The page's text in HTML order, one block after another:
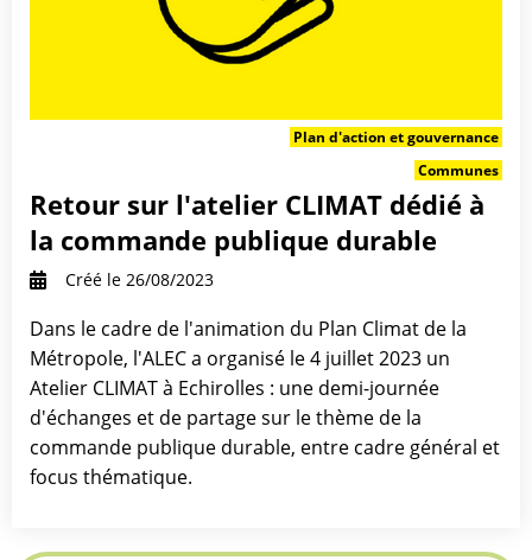
Plan d'action et gouvernance
Communes
Retour sur l'atelier CLIMAT dédié à
la commande publique durable
Créé le 26/08/2023
Dans le cadre de l'animation du Plan Climat de la
Métropole, l'ALEC a organisé le 4 juillet 2023 un
Atelier CLIMAT à Echirolles : une demi-journée
d'échanges et de partage sur le thème de la
commande publique durable, entre cadre général et
focus thématique.